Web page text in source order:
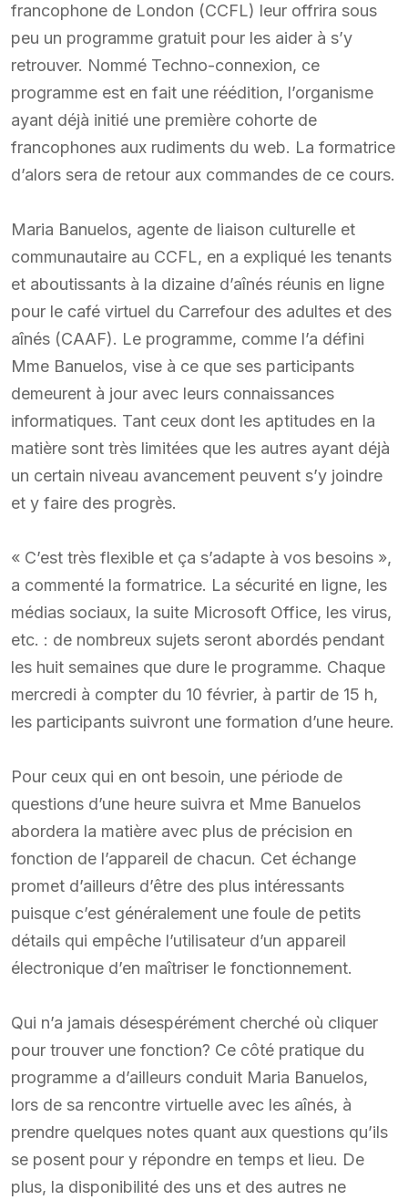
francophone de London (CCFL) leur offrira sous
peu un programme gratuit pour les aider à s’y
retrouver. Nommé Techno-connexion, ce
programme est en fait une réédition, l’organisme
ayant déjà initié une première cohorte de
francophones aux rudiments du web. La formatrice
d’alors sera de retour aux commandes de ce cours.
Maria Banuelos, agente de liaison culturelle et
communautaire au CCFL, en a expliqué les tenants
et aboutissants à la dizaine d’aînés réunis en ligne
pour le café virtuel du Carrefour des adultes et des
aînés (CAAF). Le programme, comme l’a défini
Mme Banuelos, vise à ce que ses participants
demeurent à jour avec leurs connaissances
informatiques. Tant ceux dont les aptitudes en la
matière sont très limitées que les autres ayant déjà
un certain niveau avancement peuvent s’y joindre
et y faire des progrès.
« C’est très flexible et ça s’adapte à vos besoins »,
a commenté la formatrice. La sécurité en ligne, les
médias sociaux, la suite Microsoft Office, les virus,
etc. : de nombreux sujets seront abordés pendant
les huit semaines que dure le programme. Chaque
mercredi à compter du 10 février, à partir de 15 h,
les participants suivront une formation d’une heure.
Pour ceux qui en ont besoin, une période de
questions d’une heure suivra et Mme Banuelos
abordera la matière avec plus de précision en
fonction de l’appareil de chacun. Cet échange
promet d’ailleurs d’être des plus intéressants
puisque c’est généralement une foule de petits
détails qui empêche l’utilisateur d’un appareil
électronique d’en maîtriser le fonctionnement.
Qui n’a jamais désespérément cherché où cliquer
pour trouver une fonction? Ce côté pratique du
programme a d’ailleurs conduit Maria Banuelos,
lors de sa rencontre virtuelle avec les aînés, à
prendre quelques notes quant aux questions qu’ils
se posent pour y répondre en temps et lieu. De
plus, la disponibilité des uns et des autres ne